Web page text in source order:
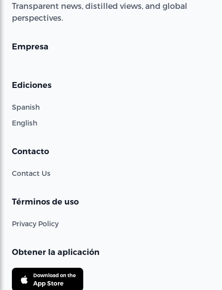
Transparent news, distilled views, and global
perspectives.
Empresa
Ediciones
Spanish
English
Contacto
Contact Us
Términos de uso
Privacy Policy
Obtener la aplicación
Download on the
App Store